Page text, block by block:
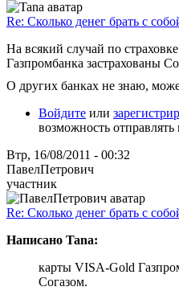
Re: Сколько денег брать с
На всякий случай по
Газпромбанка застрахованы
О других банках не знаю,
Войдите или
возможность
Втр, 16/08/2011 - 00:32
ПавелПетрович
участник
Re: Сколько денег брать с
Написано Tana:
карты VISA-Gold
Согазом.